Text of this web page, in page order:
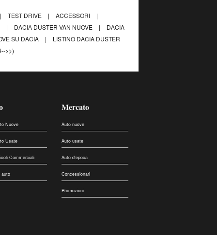
| TEST DRIVE | ACCESSORI
|
| DACIA DUSTER VAN NUOVE |
DACIA
SU DACIA
|
LISTINO DACIA DUSTER
>>)
Nuove
Usate
Commerciali
auto
Mercato
Auto nuove
Auto usate
Auto d'epoca
Concessionari
Promozioni